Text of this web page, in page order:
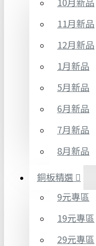
11月新品
12月新品
1月新品
5月新品
6月新品
7月新品
8月新品
銅板精選
9元專區
19元專區
29元專區